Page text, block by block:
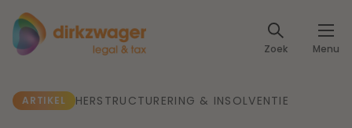
Zoek Menu
Expertises
ARTIKEL HERSTRUCTURERING & INSOLVENTIE